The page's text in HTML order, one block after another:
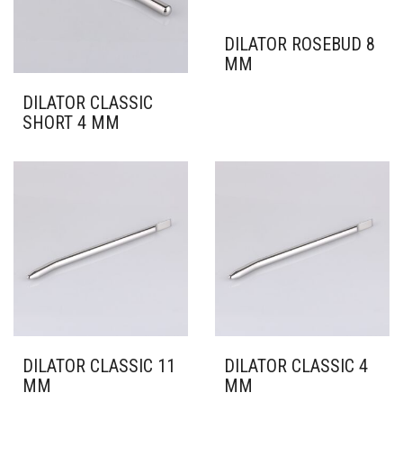
DILATOR CLASSIC
SHORT 4 MM
DILATOR ROSEBUD 8
MM
DILATOR CLASSIC 11
MM
DILATOR CLASSIC 4
MM